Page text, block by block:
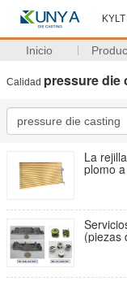
Inicio
Calidad pressure die
La
plomo
(piezas